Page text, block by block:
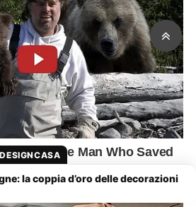
la coppia d’oro delle decorazioni